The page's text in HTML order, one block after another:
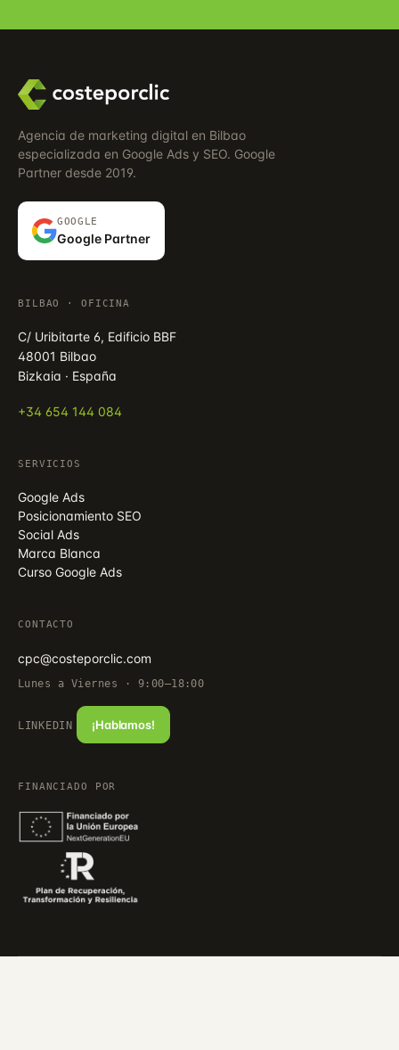
Agencia de marketing digital en Bilbao
especializada en Google Ads y SEO. Google
Partner desde 2019.
GOOGLE
Google Partner
BILBAO · OFICINA
C/ Uribitarte 6, Edificio BBF
48001 Bilbao
Bizkaia · España
+34 654 144 084
SERVICIOS
Google Ads
Posicionamiento SEO
Social Ads
Marca Blanca
Curso Google Ads
CONTACTO
cpc@costeporclic.com
Lunes a Viernes · 9:00–18:00
LINKEDIN ¡Hablamos!
FINANCIADO POR